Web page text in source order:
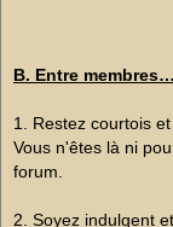
B. Entre membres…
1. Restez courtois
Vous n'êtes là ni
forum.
2. Soyez indulgent